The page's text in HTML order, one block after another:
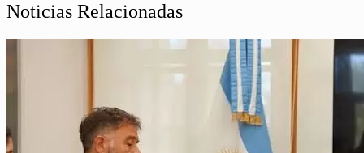
Noticias Relacionadas